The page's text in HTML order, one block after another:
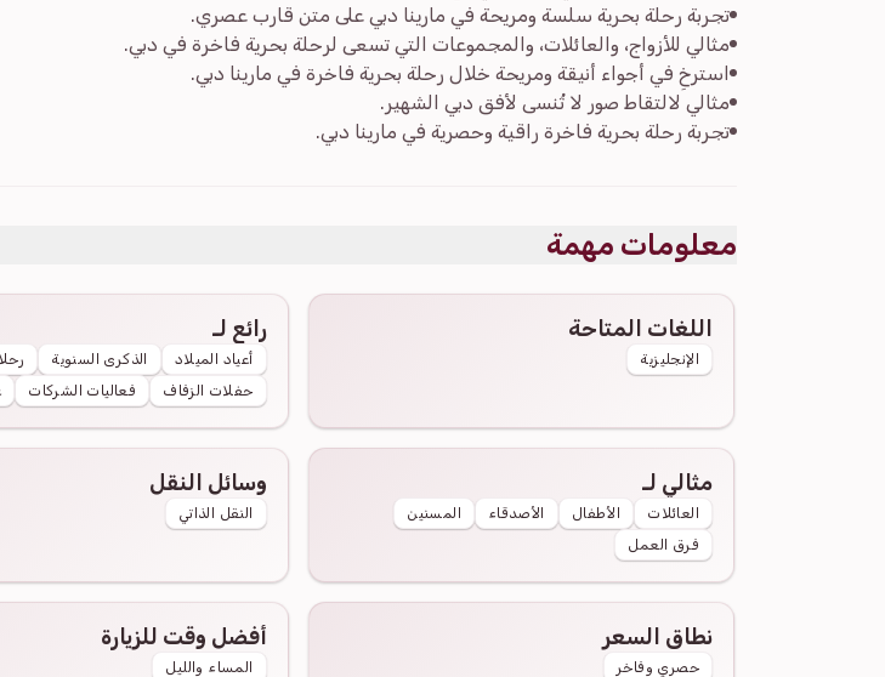
تجربة رحلة بحرية سلسة ومريحة في مارينا دبي على متن قارب عصري.
مثالي للأزواج، والعائلات، والمجموعات التي تسعى لرحلة بحرية فاخرة في دبي.
استرخِ في أجواء أنيقة ومريحة خلال رحلة بحرية فاخرة في مارينا دبي.
مثالي لالتقاط صور لا تُنسى لأفق دبي الشهير.
تجربة رحلة بحرية فاخرة راقية وحصرية في مارينا دبي.
معلومات مهمة
اللغات المتاحة
الإنجليزية
رائع لـ
أعياد الميلاد الذكرى السنوية
حفلات الزفاف
فعاليات الشركات
مثالي لـ
العائلات الأطفال الأصدقاء
المسنين
فرق العمل
وسائل النقل
النقل الذاتي
نطاق السعر
حصري وفاخر
أفضل وقت للزيارة
المساء والليل